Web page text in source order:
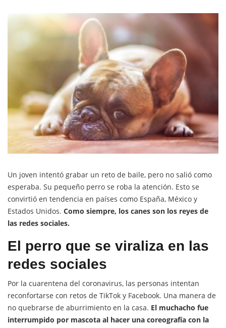
Un joven intentó grabar un reto de baile, pero no salió como
esperaba. Su pequeño perro se roba la atención. Esto se
convirtió en tendencia en países como España, México y
Estados Unidos. Como siempre, los canes son los reyes de
las redes sociales.
El perro que se viraliza en las
redes sociales
Por la cuarentena del coronavirus, las personas intentan
reconfortarse con retos de TikTok y Facebook. Una manera de
no quebrarse de aburrimiento en la casa. El muchacho fue
interrumpido por mascota al hacer una coreografía con la